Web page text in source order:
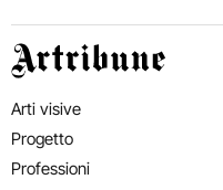
Artribune
Arti visive
Progetto
Professioni